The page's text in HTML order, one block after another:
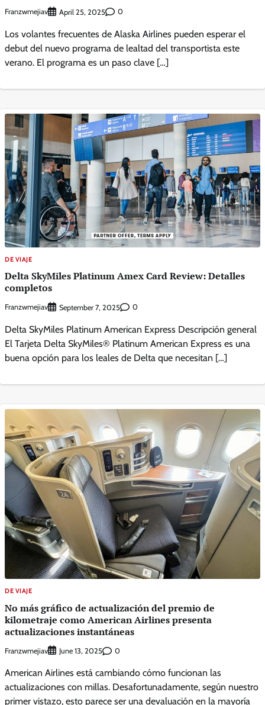
Franzwmejiav April 25, 2025 0
Los volantes frecuentes de Alaska Airlines pueden esperar el
debut del nuevo programa de lealtad del transportista este
verano. El programa es un paso clave […]
DE VIAJE
Delta SkyMiles Platinum Amex Card Review: Detalles
completos
Franzwmejiav September 7, 2025 0
Delta SkyMiles Platinum American Express Descripción general
El Tarjeta Delta SkyMiles® Platinum American Express es una
buena opción para los leales de Delta que necesitan […]
DE VIAJE
No más gráfico de actualización del premio de
kilometraje como American Airlines presenta
actualizaciones instantáneas
Franzwmejiav June 13, 2025 0
American Airlines está cambiando cómo funcionan las
actualizaciones con millas. Desafortunadamente, según nuestro
primer vistazo, esto parece ser una devaluación en la mayoría